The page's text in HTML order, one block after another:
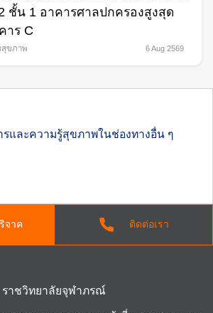
ชั้น 1 อาคารศาลปกครองสูงสุด
าร C
สุขภาพ 6 Aug 2569
และความรู้สุขภาพในช่องทางอื่น ๆ
จาค ติดต่อเรา
ราชวิทยาลัยจุฬาภรณ์